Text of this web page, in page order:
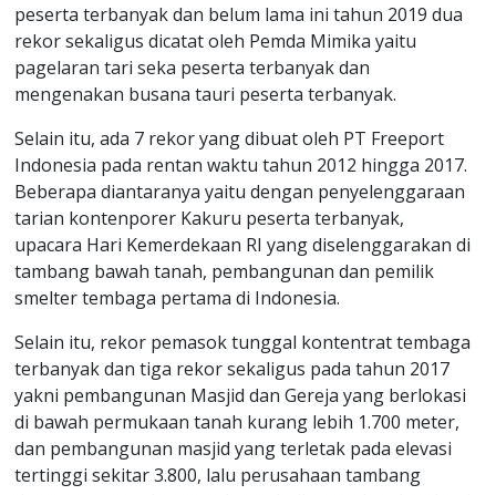
peserta terbanyak dan belum lama ini tahun 2019 dua
rekor sekaligus dicatat oleh Pemda Mimika yaitu
pagelaran tari seka peserta terbanyak dan
mengenakan busana tauri peserta terbanyak.
Selain itu, ada 7 rekor yang dibuat oleh PT Freeport
Indonesia pada rentan waktu tahun 2012 hingga 2017.
Beberapa diantaranya yaitu dengan penyelenggaraan
tarian kontenporer Kakuru peserta terbanyak,
upacara Hari Kemerdekaan RI yang diselenggarakan di
tambang bawah tanah, pembangunan dan pemilik
smelter tembaga pertama di Indonesia.
Selain itu, rekor pemasok tunggal kontentrat tembaga
terbanyak dan tiga rekor sekaligus pada tahun 2017
yakni pembangunan Masjid dan Gereja yang berlokasi
di bawah permukaan tanah kurang lebih 1.700 meter,
dan pembangunan masjid yang terletak pada elevasi
tertinggi sekitar 3.800, lalu perusahaan tambang